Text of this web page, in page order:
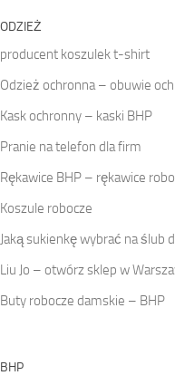
ODZIEŻ
producent koszulek t-shirt
Odzież ochronna – obuwie
Kask ochronny – kaski BHP
Pranie na telefon dla firm
Rękawice BHP – rękawice
Koszule robocze
Jaką sukienkę wybrać na ślub
Liu Jo – otwórz sklep w
Buty robocze damskie – BHP
BHP